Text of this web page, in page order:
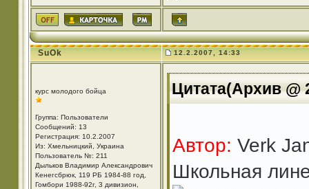
SuOk 12.2.2007, 14:33
курс молодого бойца
Группа: Пользователи
Сообщений: 13
Регистрация: 10.2.2007
Из: Хмельницкий, Украина
Пользователь №: 211
Дыльков Владимир Александрович
Кенегсбрюк, 119 РБ 1984-88 год,
Гомбори 1988-92г, 3 дивизион,
Цитата(Архив @
Автор: Verk
Школьная